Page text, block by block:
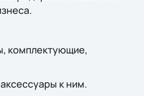
комплектующие,
к ним.